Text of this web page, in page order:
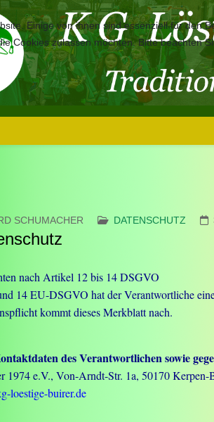
SCHUMACHER DATENSCHUTZ
nach Artikel 12 bis 14 DSGVO
14 EU-DSGVO hat der Verantwortliche
kommt dieses Merkblatt nach.
des Verantwortlichen sowie
1974 e.V., Von-Arndt-Str. 1a, 50170 Kerpen-
loestige-buirer.de
Einige von ihnen sind essenziell für den
Cookies zulassen möchten. Bitte beachten